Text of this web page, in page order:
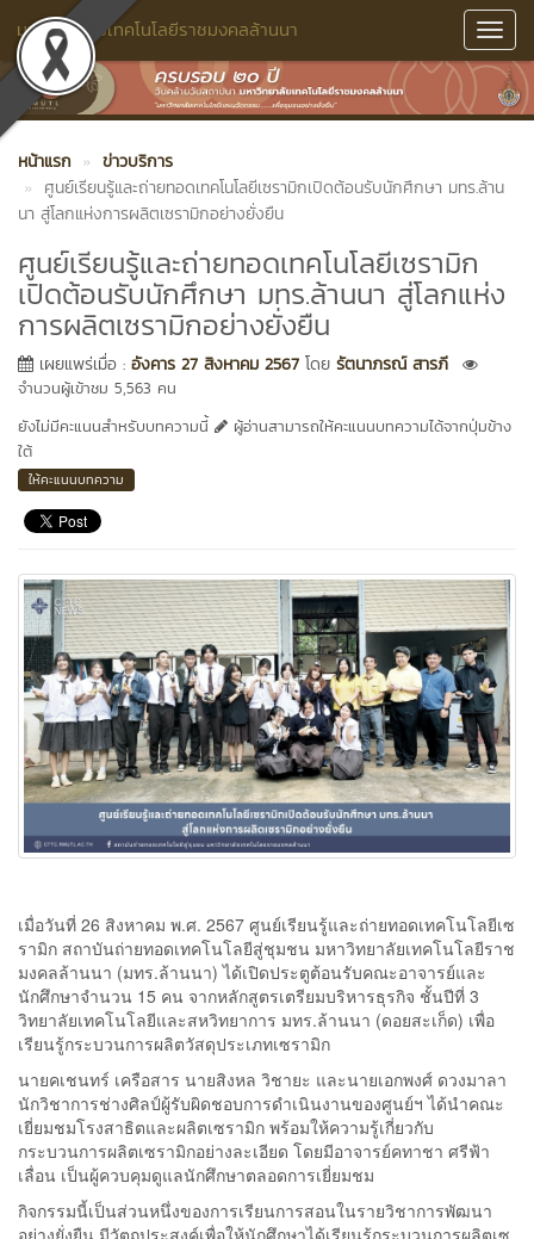
มหาวิทยาลัยเทคโนโลยีราชมงคลล้านนา
หน้าแรก
ข่าวบริการ
ศูนย์เรียนรู้และถ่ายทอดเทคโนโลยีเซรามิกเปิดต้อนรับนักศึกษา มทร.ล้าน
นา สู่โลกแห่งการผลิตเซรามิกอย่างยั่งยืน
ศูนย์เรียนรู้และถ่ายทอดเทคโนโลยีเซรามิก
เปิดต้อนรับนักศึกษา มทร.ล้านนา สู่โลกแห่ง
การผลิตเซรามิกอย่างยั่งยืน
เผยแพร่เมื่อ : อังคาร 27 สิงหาคม 2567 โดย รัตนาภรณ์ สารภี
จำนวนผู้เข้าชม 5,563 คน
ยังไม่มีคะแนนสำหรับบทความนี้
ผู้อ่านสามารถให้คะแนนบทความได้จากปุ่มข้าง
ใต้
ให้คะแนนบทความ
เมื่อวันที่ 26 สิงหาคม พ.ศ. 2567 ศูนย์เรียนรู้และถ่ายทอดเทคโนโลยีเซ
รามิก สถาบันถ่ายทอดเทคโนโลยีสู่ชุมชน มหาวิทยาลัยเทคโนโลยีราช
มงคลล้านนา (มทร.ล้านนา) ได้เปิดประตูต้อนรับคณะอาจารย์และ
นักศึกษาจำนวน 15 คน จากหลักสูตรเตรียมบริหารธุรกิจ ชั้นปีที่ 3
วิทยาลัยเทคโนโลยีและสหวิทยาการ มทร.ล้านนา (ดอยสะเก็ด) เพื่อ
เรียนรู้กระบวนการผลิตวัสดุประเภทเซรามิก
นายคเชนทร์ เครือสาร นายสิงหล วิชายะ และนายเอกพงศ์ ดวงมาลา
นักวิชาการช่างศิลป์ผู้รับผิดชอบการดำเนินงานของศูนย์ฯ ได้นำคณะ
เยี่ยมชมโรงสาธิตและผลิตเซรามิก พร้อมให้ความรู้เกี่ยวกับ
กระบวนการผลิตเซรามิกอย่างละเอียด โดยมีอาจารย์คทาชา ศรีฟ้า
เลื่อน เป็นผู้ควบคุมดูแลนักศึกษาตลอดการเยี่ยมชม
กิจกรรมนี้เป็นส่วนหนึ่งของการเรียนการสอนในรายวิชาการพัฒนา